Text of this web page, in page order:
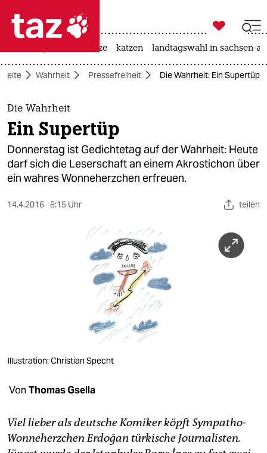
 taz zahl ich
taz zahl ich
themen
politik
öko
veranstaltungen
shop
fragen & hilfe

taz zahl ich
hitze katzen landtagswahl in sachsen-
Wahrheit Pressefreiheit Die Wahrheit: Ein Supertüp
Die Wahrheit
Ein Supertüp
Donnerstag ist Gedichtetag auf der Wahrheit: Heute
darf sich die Leserschaft an einem Akrostichon über
ein wahres Wonneherzchen erfreuen.
14.4.2016 8:15 Uhr teilen
Illustration: Christian Specht
Von Thomas Gsella
Viel lieber als deutsche Komiker köpft Sympatho-
Wonneherzchen Erdoğan türkische Journalisten.